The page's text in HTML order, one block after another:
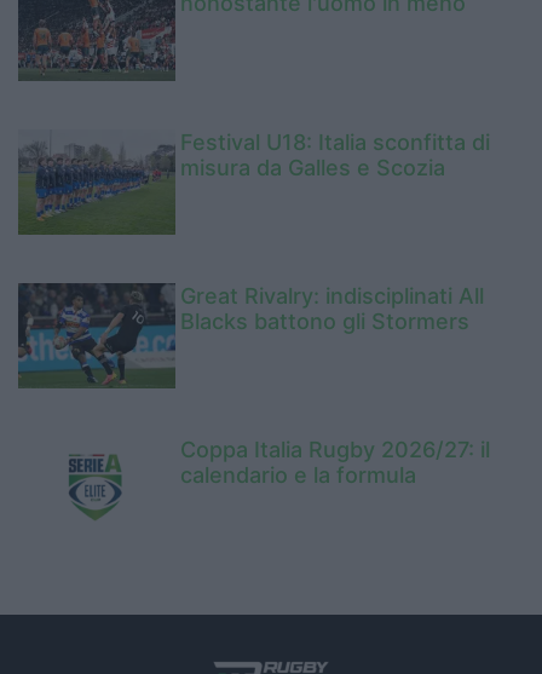
Festival U18: Italia sconfitta di
misura da Galles e Scozia
Great Rivalry: indisciplinati All
Blacks battono gli Stormers
Coppa Italia Rugby 2026/27: il
calendario e la formula